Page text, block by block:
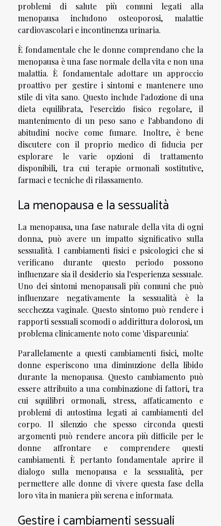
problemi di salute più comuni legati alla
menopausa includono osteoporosi, malattie
cardiovascolari e incontinenza urinaria.
È fondamentale che le donne comprendano che la
menopausa è una fase normale della vita e non una
malattia. È fondamentale adottare un approccio
proattivo per gestire i sintomi e mantenere uno
stile di vita sano. Questo include l'adozione di una
dieta equilibrata, l'esercizio fisico regolare, il
mantenimento di un peso sano e l'abbandono di
abitudini nocive come fumare. Inoltre, è bene
discutere con il proprio medico di fiducia per
esplorare le varie opzioni di trattamento
disponibili, tra cui terapie ormonali sostitutive,
farmaci e tecniche di rilassamento.
La menopausa e la sessualità
La menopausa, una fase naturale della vita di ogni
donna, può avere un impatto significativo sulla
sessualità. I cambiamenti fisici e psicologici che si
verificano durante questo periodo possono
influenzare sia il desiderio sia l'esperienza sessuale.
Uno dei sintomi menopausali più comuni che può
influenzare negativamente la sessualità è la
secchezza vaginale. Questo sintomo può rendere i
rapporti sessuali scomodi o addirittura dolorosi, un
problema clinicamente noto come 'dispareunia'.
Parallelamente a questi cambiamenti fisici, molte
donne esperiscono una diminuzione della libido
durante la menopausa. Questo cambiamento può
essere attribuito a una combinazione di fattori, tra
cui squilibri ormonali, stress, affaticamento e
problemi di autostima legati ai cambiamenti del
corpo. Il silenzio che spesso circonda questi
argomenti può rendere ancora più difficile per le
donne affrontare e comprendere questi
cambiamenti. È pertanto fondamentale aprire il
dialogo sulla menopausa e la sessualità, per
permettere alle donne di vivere questa fase della
loro vita in maniera più serena e informata.
Gestire i cambiamenti sessuali